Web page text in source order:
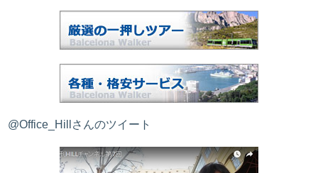
@Office_Hillさんのツイート